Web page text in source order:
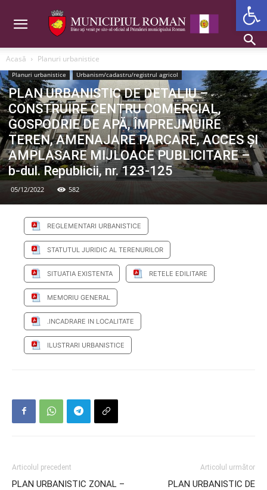
Acasă Planuri urbanistice
Planuri urbanistice Urbanism/cadastru/registrul agricol
PLAN URBANISTIC DE DETALIU –
CONSTRUIRE CENTRU COMERCIAL,
GOSPODRIE DE APĂ, ÎMPREJMUIRE
TEREN, AMENAJARE PARCARE, ACCES ȘI
AMPLASARE MIJLOACE PUBLICITARE –
b-dul. Republicii, nr. 123-125
05/12/2022 582
REGLEMENTARI URBANISTICE
STATUTUL JURIDIC AL TERENURILOR
SITUATIA EXISTENTA RETELE EDILITARE
MEMORIU GENERAL
.INCADRARE IN LOCALITATE
ILUSTRARI URBANISTICE
Articolul precedent
PLAN URBANISTIC ZONAL –
Articolul următor
PLAN URBANISTIC DE